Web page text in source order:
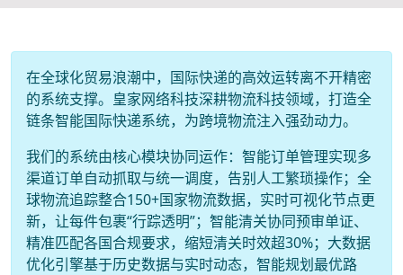
在全球化贸易浪潮中，国际快递的高效运转离不开精密
的系统支撑。皇家网络科技深耕物流科技领域，打造全
链条智能国际快递系统，为跨境物流注入强劲动力。
我们的系统由核心模块协同运作：智能订单管理实现多
渠道订单自动抓取与统一调度，告别人工繁琐操作；全
球物流追踪整合150+国家物流数据，实时可视化节点更
新，让每件包裹“行踪透明”；智能清关协同预审单证、
精准匹配各国合规要求，缩短清关时效超30%；大数据
优化引擎基于历史数据与实时动态，智能规划最优路